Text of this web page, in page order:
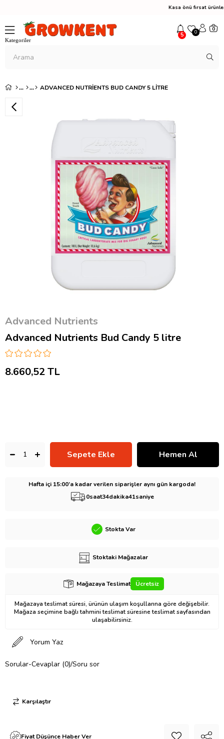
Kasa önü fırsat
5 0 0
ADVANCED NUTRIENTS BUD CANDY 5 LITRE
Advanced Nutrients
Advanced Nutrients Bud Candy 5 litre
8.660,52 TL
Hafta içi 15:00’a kadar verilen siparişler aynı gün kargoda!
0saat34dakika40saniye
Stokta Var
Stoktaki Mağazalar
Mağazaya Teslimat Ücretsiz
Mağazaya teslimat süresi, ürünün ulaşım koşullarına göre değişebilir.
Mağaza seçimine bağlı tahmini teslimat süresine teslimat sayfasından
ulaşabilirsiniz.
Yorum Yaz
Sorular-Cevaplar (0)/Soru sor
Karşılaştır
Fiyat Düşünce Haber Ver